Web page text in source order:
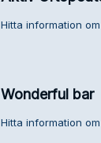
Hitta information
Wonderful bar
Hitta information